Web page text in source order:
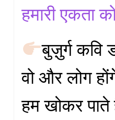
हमारी एकता
बुज़ुर्ग कवि
वो और लोग
हम खोकर